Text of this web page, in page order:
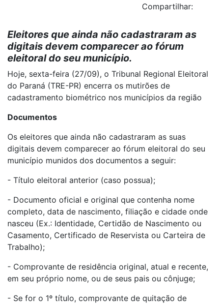
Compartilhar:
Eleitores que ainda não cadastraram as
digitais devem comparecer ao fórum
eleitoral do seu município.
Hoje, sexta-feira (27/09), o Tribunal Regional Eleitoral
do Paraná (TRE-PR) encerra os mutirões de
cadastramento biométrico nos municípios da região
Documentos
Os eleitores que ainda não cadastraram as suas
digitais devem comparecer ao fórum eleitoral do seu
município munidos dos documentos a seguir:
- Título eleitoral anterior (caso possua);
- Documento oficial e original que contenha nome
completo, data de nascimento, filiação e cidade onde
nasceu (Ex.: Identidade, Certidão de Nascimento ou
Casamento, Certificado de Reservista ou Carteira de
Trabalho);
- Comprovante de residência original, atual e recente,
em seu próprio nome, ou de seus pais ou cônjuge;
- Se for o 1º título, comprovante de quitação de